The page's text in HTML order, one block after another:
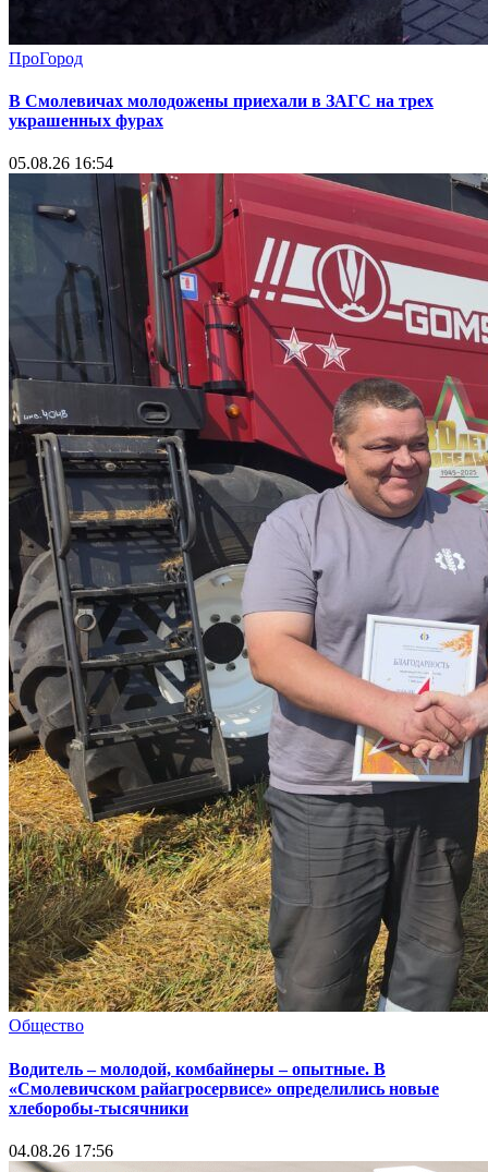
ПроГород
В Смолевичах молодожены приехали в ЗАГС на трех
украшенных фурах
05.08.26 16:54
Общество
Водитель – молодой, комбайнеры – опытные. В
«Смолевичском райагросервисе» определились новые
хлеборобы-тысячники
04.08.26 17:56